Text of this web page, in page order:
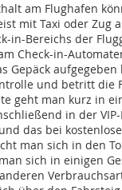
am Flughafen
mit Taxi oder Zug
in-Bereichs der
Check-in-
Gepäck
und betritt die
geht man kurz in
in der
das bei
man sich in den
sich in einigen